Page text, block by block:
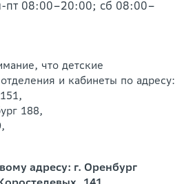
пт 08:00–20:00; сб 08:00–
что детские
и кабинеты по адресу:
188,
адресу: г. Оренбург